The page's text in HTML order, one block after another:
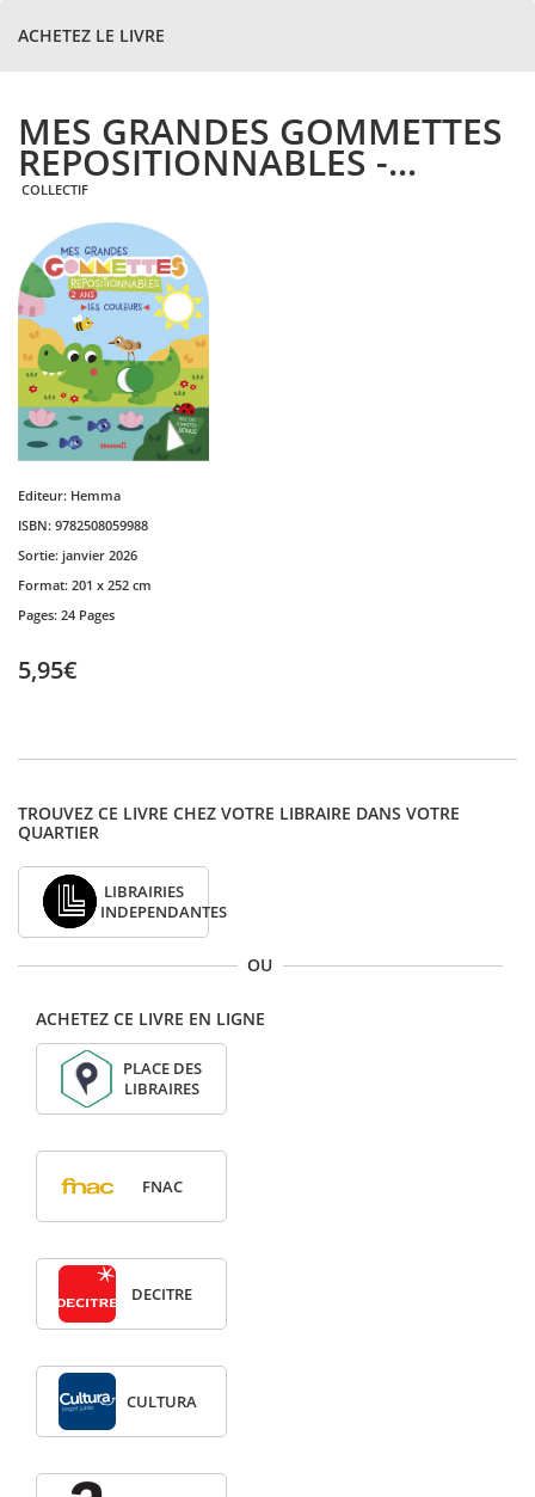
ACHETEZ LE LIVRE
MES GRANDES GOMMETTES
REPOSITIONNABLES -...
COLLECTIF
Editeur: Hemma
ISBN: 9782508059988
Sortie: janvier 2026
Format: 201 x 252 cm
Pages: 24 Pages
5,95€
TROUVEZ CE LIVRE CHEZ VOTRE LIBRAIRE DANS VOTRE
QUARTIER
LIBRAIRIES
INDEPENDANTES
OU
ACHETEZ CE LIVRE EN LIGNE
PLACE DES
LIBRAIRES
FNAC
DECITRE
CULTURA